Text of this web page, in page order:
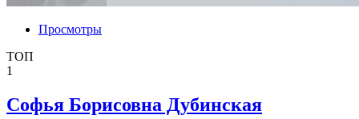
Просмотры
ТОП
1
Софья Борисовна Дубинская